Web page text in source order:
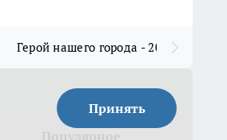
Герой нашего города - 2025
Принять